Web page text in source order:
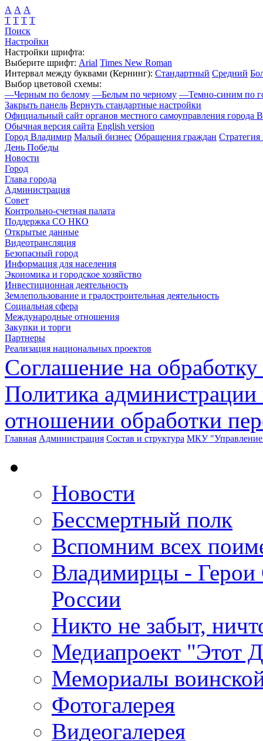
А А А
Т Т Т Т
Поиск
Настройки
Настройки шрифта:
Выберите шрифт: Arial Times New Roman
Интервал между буквами (Кернинг): Стандартный Средний
Выбор цветовой схемы:
—Черным по белому —Белым по черному —Темно-синим по
Закрыть панель Вернуть стандартные настройки
Официальный сайт органов местного самоуправления города
Обычная версия сайта English version
Город Владимир Малый бизнес Обращения граждан Стратегия
День Победы
Новости
Город
Глава города
Администрация
Совет
Контрольно-счетная палата
Поддержка СО НКО
Открытые данные
Видеотрансляция
Безопасный город
Информация для населения
Экономика и городское хозяйство
Инвестиционная деятельность
Землепользование и градостроительная деятельность
Социальная сфера
Международные отношения
Закупки и торги
Партнеры
Реализация национальных проектов
Соглашение на
Политика
отношении обработки
Главная Администрация Состав и структура МКУ "Управление
Новости
Бессмертный полк
Вспомним всех
Владимирцы - Герои
России
Никто не забыт,
Медиапроект "Этот
Мемориалы
Фотогалерея
Видеогалерея